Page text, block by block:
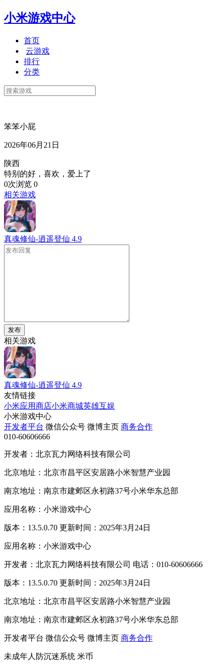
小米游戏中心
首页
云游戏
排行
分类
笨笨小屁
2026年06月21日
陕西
特别的好，喜欢，爱上了
0次浏览 0
相关游戏
真魂修仙-逍遥登仙 4.9
发布
相关游戏
真魂修仙-逍遥登仙 4.9
友情链接
小米应用商店小米商城英雄互娱
小米游戏中心
开发者平台 微信公众号 微博主页 商务合作
010-60606666
开发者：北京瓦力网络科技有限公司
北京地址：北京市昌平区安居路小米智慧产业园
南京地址：南京市建邺区永初路37号小米华东总部
应用名称：小米游戏中心
版本：13.5.0.70 更新时间：2025年3月24日
应用名称：小米游戏中心
开发者：北京瓦力网络科技有限公司 电话：010-60606666
版本：13.5.0.70 更新时间：2025年3月24日
北京地址：北京市昌平区安居路小米智慧产业园
南京地址：南京市建邺区永初路37号小米华东总部
开发者平台 微信公众号 微博主页 商务合作
未成年人防沉迷系统 米币